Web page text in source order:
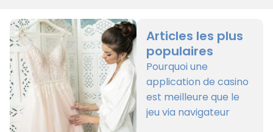
Articles les plus
populaires
Pourquoi une
application de casino
est meilleure que le
jeu via navigateur